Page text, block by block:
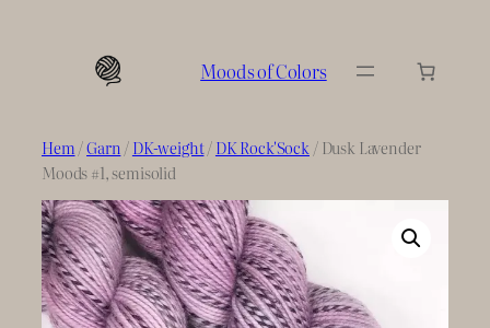
Moods of Colors
Hem/Garn /DK-weight/DK Rock'Sock / Dusk Lavender
Moods #1, semisolid